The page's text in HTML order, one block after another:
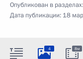
Опубликован в разделах:
Дата публикации: 18
4 8м